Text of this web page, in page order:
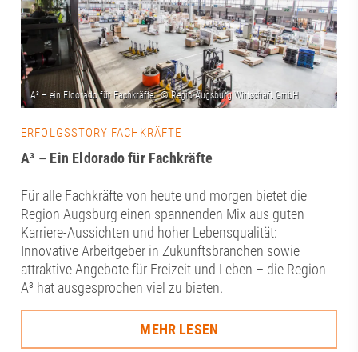
ERFOLGSSTORY FACHKRÄFTE
A³ – Ein Eldorado für Fachkräfte
Für alle Fachkräfte von heute und morgen bietet die
Region Augsburg einen spannenden Mix aus guten
Karriere-Aussichten und hoher Lebensqualität:
Innovative Arbeitgeber in Zukunftsbranchen sowie
attraktive Angebote für Freizeit und Leben – die Region
A³ hat ausgesprochen viel zu bieten.
MEHR LESEN